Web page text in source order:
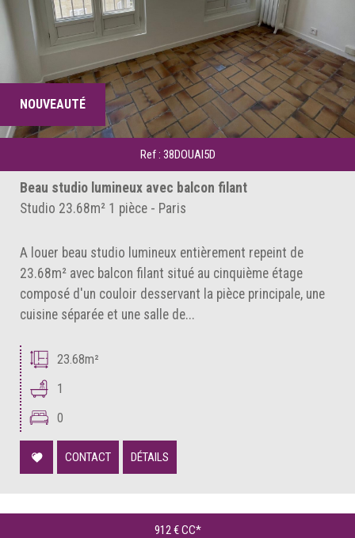
NOUVEAUTÉ
Ref : 38DOUAI5D
Beau studio lumineux avec balcon filant
Studio 23.68m² 1 pièce - Paris
A louer beau studio lumineux entièrement repeint de
23.68m² avec balcon filant situé au cinquième étage
composé d'un couloir desservant la pièce principale, une
cuisine séparée et une salle de...
23.68m²
1
0
CONTACT DÉTAILS
912 €CC*